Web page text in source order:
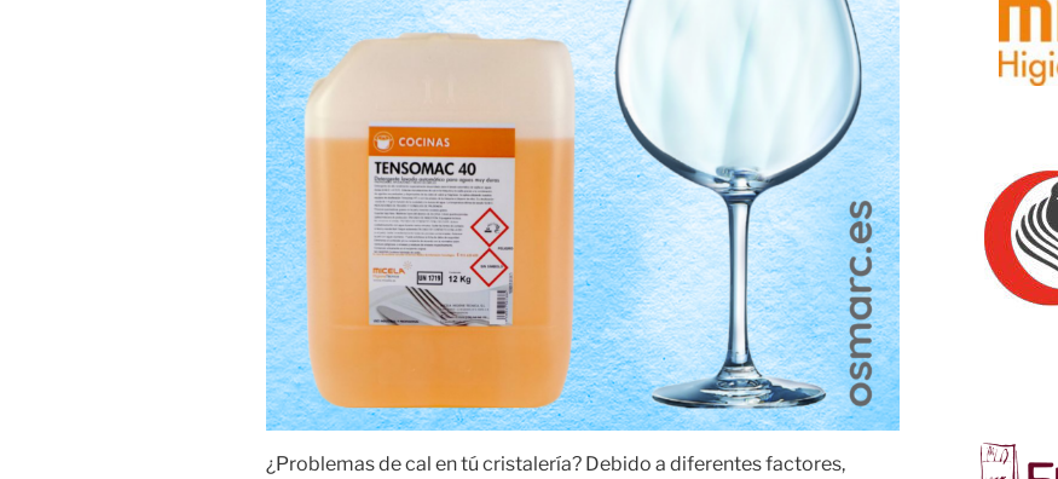
¿Problemas de cal en tú cristalería? Debido a diferentes factores,